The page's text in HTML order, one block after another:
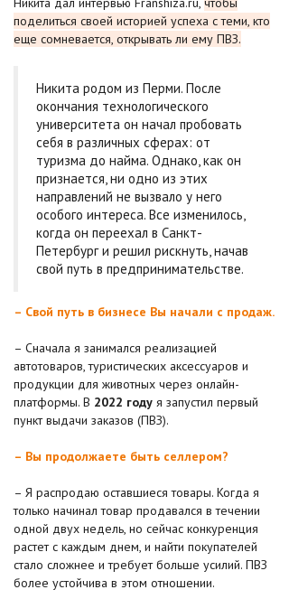
поделиться своей историей успеха с теми, кто
еще сомневается, открывать ли ему ПВЗ.
Никита родом из Перми. После
окончания технологического
университета он начал пробовать
себя в различных сферах: от
туризма до найма. Однако, как он
признается, ни одно из этих
направлений не вызвало у него
особого интереса. Все изменилось,
когда он переехал в Санкт-
Петербург и решил рискнуть, начав
свой путь в предпринимательстве.
– Свой путь в бизнесе Вы начали с продаж.
– Сначала я занимался реализацией
автотоваров, туристических аксессуаров и
продукции для животных через онлайн-
платформы. В 2022 году я запустил первый
пункт выдачи заказов (ПВЗ).
– Вы продолжаете быть селлером?
– Я распродаю оставшиеся товары. Когда я
только начинал товар продавался в течении
одной двух недель, но сейчас конкуренция
растет с каждым днем, и найти покупателей
стало сложнее и требует больше усилий. ПВЗ
более устойчива в этом отношении.